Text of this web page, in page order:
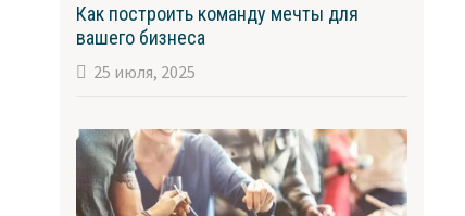
Как построить команду мечты для
вашего бизнеса
25 июля, 2025